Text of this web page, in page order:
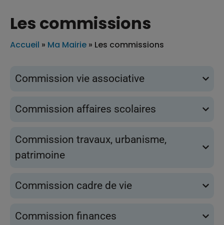
Les commissions
Accueil » Ma Mairie » Les commissions
Commission vie associative
Commission affaires scolaires
Commission travaux, urbanisme,
patrimoine
Commission cadre de vie
Commission finances